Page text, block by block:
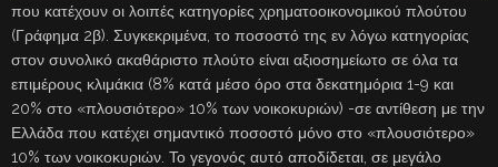
που κατέχουν οι λοιπές κατηγορίες χρηματοοικονομικού πλούτου
(Γράφημα 2β). Συγκεκριμένα, το ποσοστό της εν λόγω κατηγορίας
στον συνολικό ακαθάριστο πλούτο είναι αξιοσημείωτο σε όλα τα
επιμέρους κλιμάκια (8% κατά μέσο όρο στα δεκατημόρια 1-9 και
20% στο «πλουσιότερο» 10% των νοικοκυριών) -σε αντίθεση με την
Ελλάδα που κατέχει σημαντικό ποσοστό μόνο στο «πλουσιότερο»
10% των νοικοκυριών. Το γεγονός αυτό αποδίδεται, σε μεγάλο